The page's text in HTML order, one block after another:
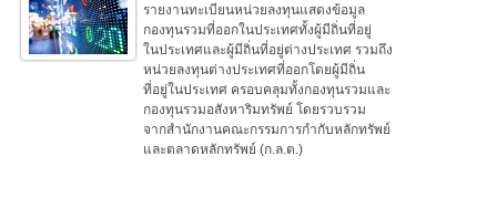
รายงานทะเบียนหน่วยลงทุนแสดงข้อมูล
กองทุนรวมที่ออกในประเทศทั้งผู้มีถิ่นที่อยู่
ในประเทศและผู้มีถิ่นที่อยู่ต่างประเทศ รวมถึง
หน่วยลงทุนต่างประเทศที่ออกโดยผู้มีถิ่น
ที่อยู่ในประเทศ ครอบคลุมทั้งกองทุนรวมและ
กองทุนรวมอสังหาริมทรัพย์ โดยรวบรวม
จากสำนักงานคณะกรรมการกำกับหลักทรัพย์
และตลาดหลักทรัพย์ (ก.ล.ต.)